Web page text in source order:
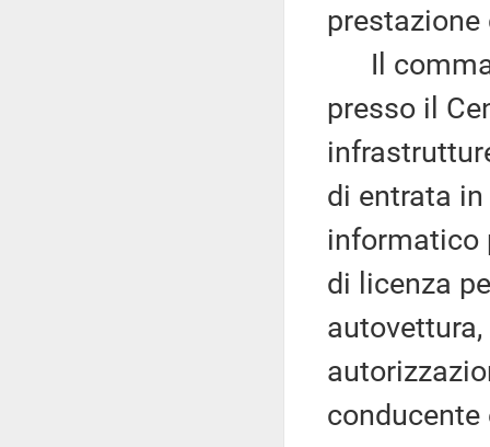
Il comma
presso il
di entrata
informatico
di licenza